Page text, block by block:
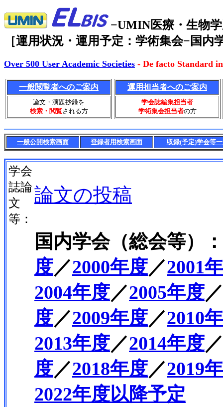
−UMIN医療・生物
［運用状況・運用予定：学術集会−国内
Over 500 User Academic Societies - De facto Standard
一般閲覧者へのご案内
論文・演題抄録を
検索・閲覧される方
運用担当者へのご案内
学会誌編集担当者
学術集会担当者の方
一般公開検索画面 登録者用検索画面 収録(予定)学会等
学会
誌論
文
等：
論文の投稿
国内学会（総会等）：
度／2000年度／2001
2004年度／2005年度／
度／2009年度／2010
2013年度／2014年度／
度／2018年度／2019
2022年度以降予定